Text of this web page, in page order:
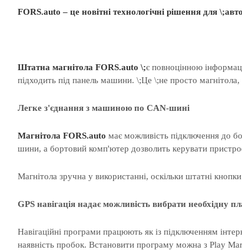
FORS.auto – це новітні технологічні рішення для
Штатна магнітола FORS.auto \;є повноцінною
підходить під панель машини. \;Це \;не просто магнітола,
Легке з'єднання з машиною по CAN-шині
Магнітола FORS.auto має можливість підключення до
шини, а бортовий комп'ютер дозволить керувати
Магнітола зручна у використанні, оскільки штатні
GPS навігація надає можливість вибрати необхідну
Навігаційні програми працюють як із підключенням
наявність пробок. Встановити програму можна з Play